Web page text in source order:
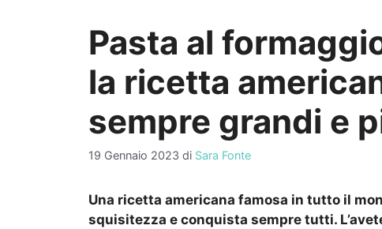
Pasta al
la ricetta
sempre grandi e
19 Gennaio 2023 di Sara Fonte
Una ricetta americana famosa in tutto il
squisitezza e conquista sempre tutti.